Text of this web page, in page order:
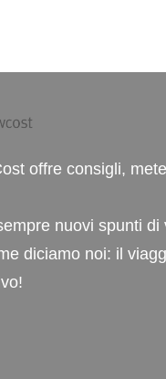
offre consigli,
nuovi spunti di
diciamo noi: il